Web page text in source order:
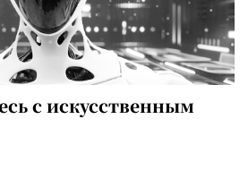
с искусственным